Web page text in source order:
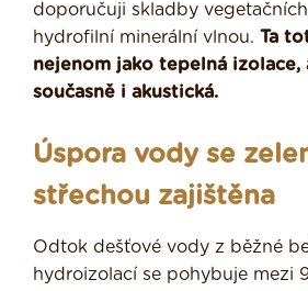
doporučuji skladby
hydrofilní minerální vlnou. Ta
nejenom jako tepelná izolace,
současně i akustická.
Úspora vody se
střechou zajištěna
Odtok dešťové vody z běžné
hydroizolací se pohybuje mezi